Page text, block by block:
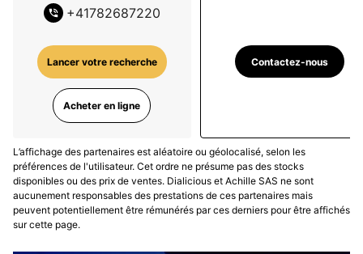
+41782687220
Lancer votre recherche
Acheter en ligne
Contactez-nous
L’affichage des partenaires est aléatoire ou géolocalisé, selon les
préférences de l'utilisateur. Cet ordre ne présume pas des stocks
disponibles ou des prix de ventes. Dialicious et Achille SAS ne sont
aucunement responsables des prestations de ces partenaires mais
peuvent potentiellement être rémunérés par ces derniers pour être affichés
sur cette page.